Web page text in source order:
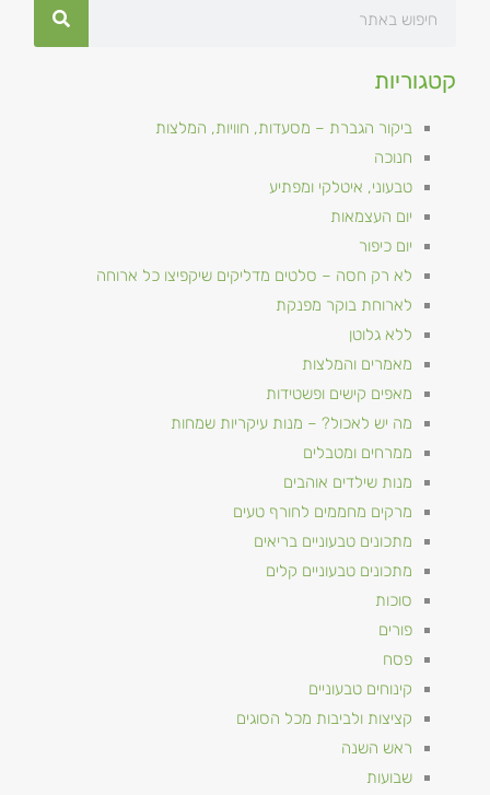
קטגוריות
ביקור הגברת – מסעדות, חוויות, המלצות
חנוכה
טבעוני, איטלקי ומפתיע
יום העצמאות
יום כיפור
לא רק חסה – סלטים מדליקים שיקפיצו כל ארוחה
לארוחת בוקר מפנקת
ללא גלוטן
מאמרים והמלצות
מאפים קישים ופשטידות
מה יש לאכול? – מנות עיקריות שמחות
ממרחים ומטבלים
מנות שילדים אוהבים
מרקים מחממים לחורף טעים
מתכונים טבעוניים​ בריאים
מתכונים טבעוניים קלים
סוכות
פורים
פסח
קינוחים טבעוניים
קציצות ולביבות מכל הסוגים
ראש השנה
שבועות